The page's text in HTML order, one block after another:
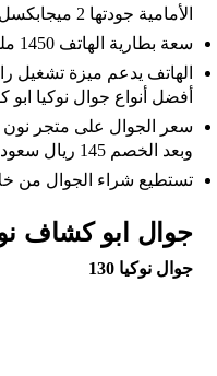
الأمامية جودتها 2 ميجابكسل.
سعة بطارية الهاتف 1450 مللي أمبير.
الهاتف يدعم ميزة تشغيل
أفضل أنواع جوال نوكيا
وبعد الخصم 145 ريال سعودي.
تستطيع شراء الجوال من
جوال ابو كشاف
جوال نوكيا 130